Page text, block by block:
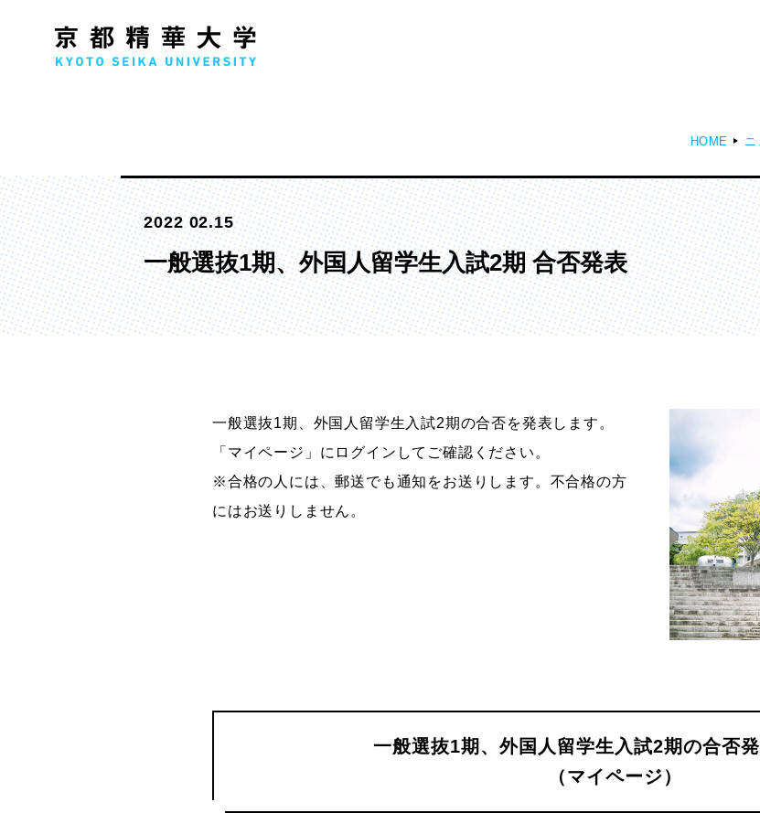
人文学部
歴史コース
文学コース
社会コース
国際文化コース
国際日本学コース
メディア表現学部
メディア表現学科
芸術学部
造形学科
プロダクトデザイン学科
大学院
デザイン研究科
マンガ研究科
人文学研究科
HOME ニ
2022 02.15
一般選抜1期、外国人留学生入試2期 合否発表
一般選抜1期、外国人留学生入試2期の合否を発表します。
「マイページ」にログインしてご確認ください。
※合格の人には、郵送でも通知をお送りします。不合格の方
にはお送りしません。
一般選抜1期、外国人留学生入試2期の合否
（マイページ）